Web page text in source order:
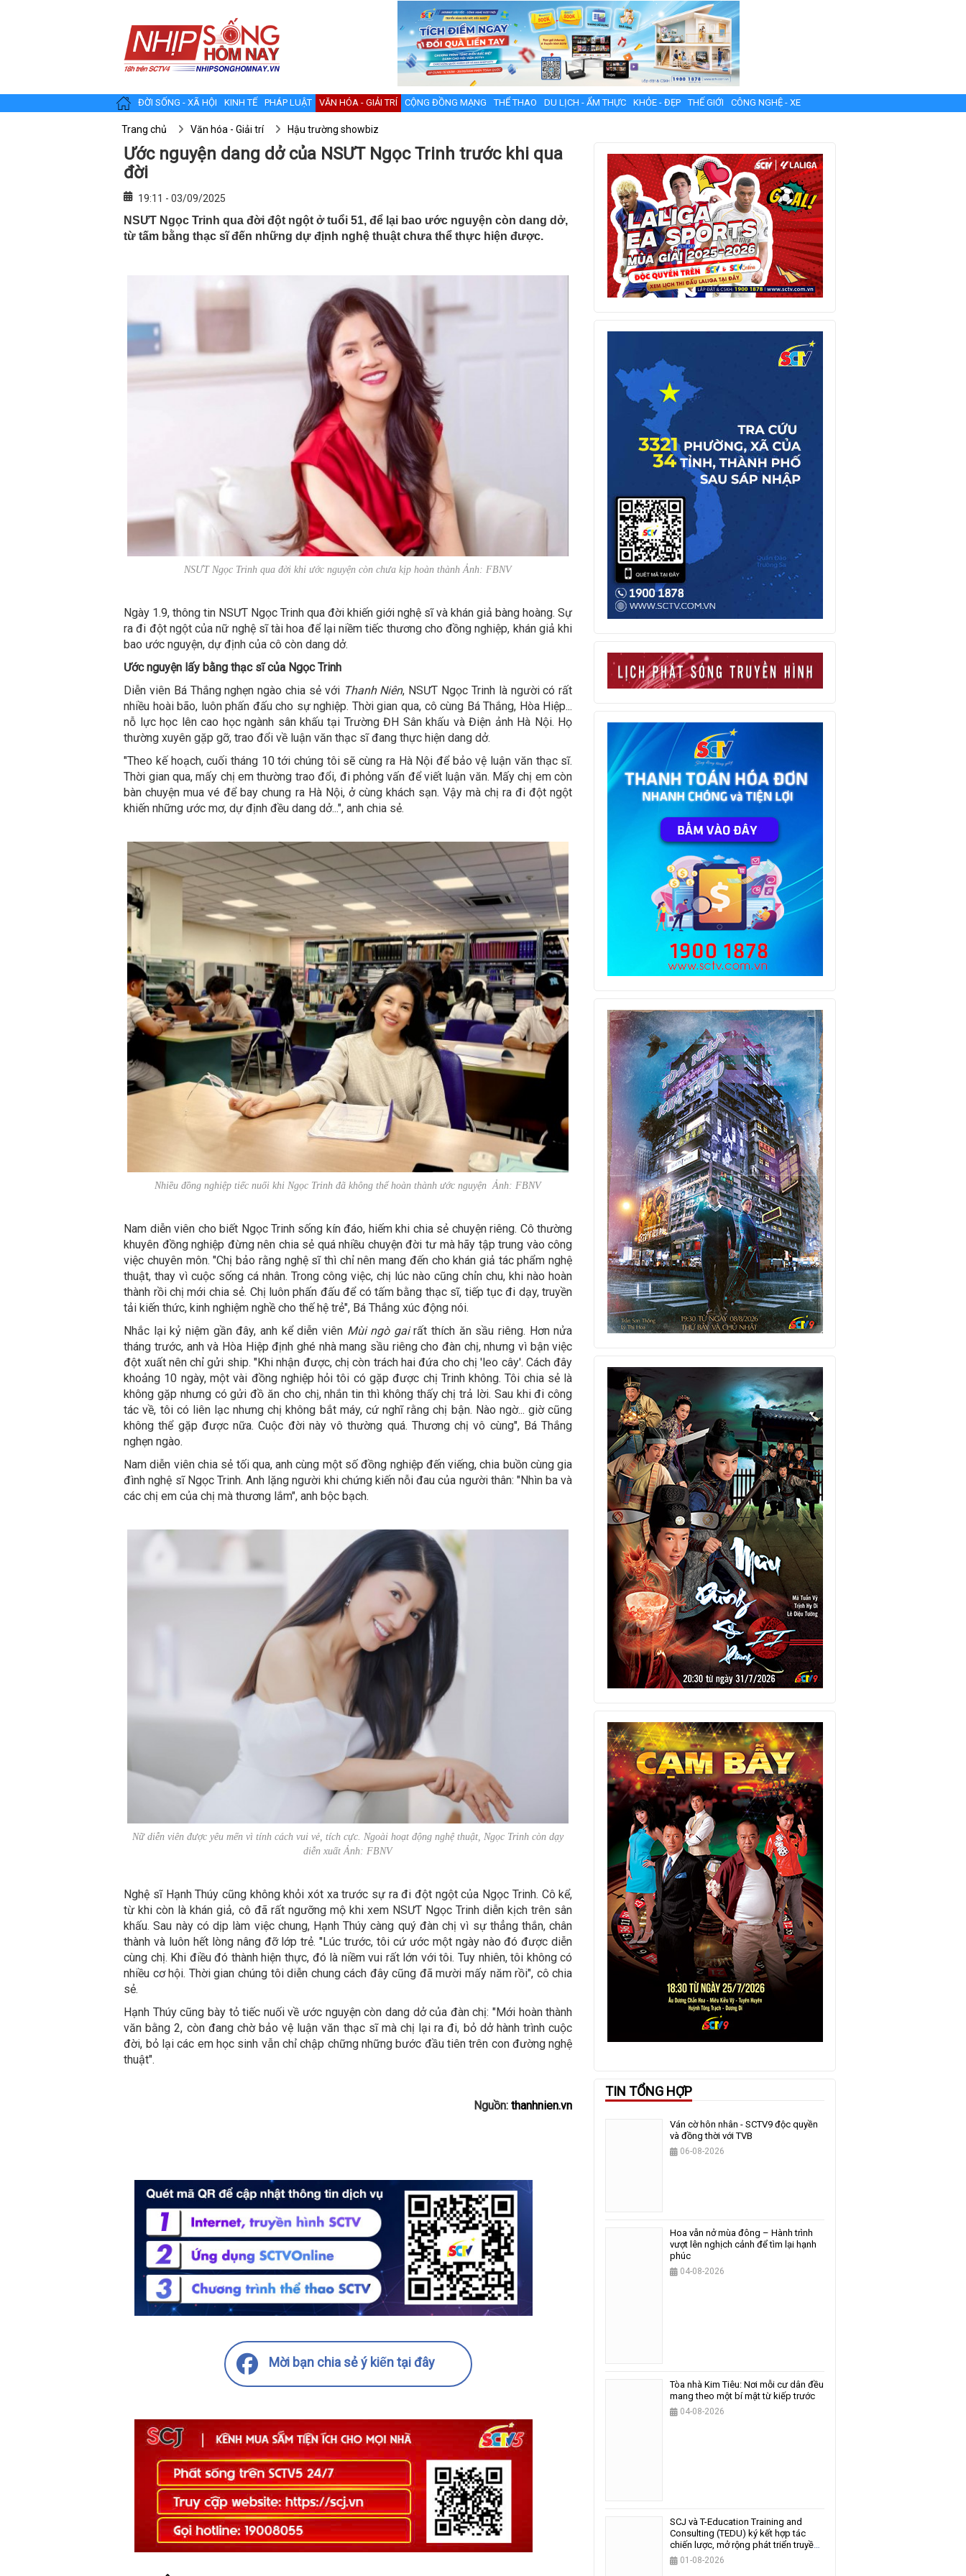
ĐỜI SỐNG - XÃ HỘI KINH TẾ PHÁP LUẬT VĂN HÓA - GIẢI TRÍ CỘNG ĐỒNG MẠNG THỂ THAO DU LỊCH - ẨM THỰC KHỎE - ĐẸP THẾ GIỚI CÔNG NGHỆ - XE
Trang chủ Văn hóa - Giải trí Hậu trường showbiz
Ước nguyện dang dở của NSƯT Ngọc Trinh trước khi qua
đời
19:11 - 03/09/2025
NSƯT Ngọc Trinh qua đời đột ngột ở tuổi 51, để lại bao ước nguyện còn dang dở,
từ tấm bằng thạc sĩ đến những dự định nghệ thuật chưa thể thực hiện được.
NSƯT Ngọc Trinh qua đời khi ước nguyện còn chưa kịp hoàn thành Ảnh: FBNV
Ngày 1.9, thông tin NSƯT Ngọc Trinh qua đời khiến giới nghệ sĩ và khán giả bàng hoàng. Sự
ra đi đột ngột của nữ nghệ sĩ tài hoa để lại niềm tiếc thương cho đồng nghiệp, khán giả khi
bao ước nguyện, dự định của cô còn dang dở.
Ước nguyện lấy bằng thạc sĩ của Ngọc Trinh
Diễn viên Bá Thắng nghẹn ngào chia sẻ với Thanh Niên, NSƯT Ngọc Trinh là người có rất
nhiều hoài bão, luôn phấn đấu cho sự nghiệp. Thời gian qua, cô cùng Bá Thắng, Hòa Hiệp...
nỗ lực học lên cao học ngành sân khấu tại Trường ĐH Sân khấu và Điện ảnh Hà Nội. Họ
thường xuyên gặp gỡ, trao đổi về luận văn thạc sĩ đang thực hiện dang dở.
"Theo kế hoạch, cuối tháng 10 tới chúng tôi sẽ cùng ra Hà Nội để bảo vệ luận văn thạc sĩ.
Thời gian qua, mấy chị em thường trao đổi, đi phỏng vấn để viết luận văn. Mấy chị em còn
bàn chuyện mua vé để bay chung ra Hà Nội, ở cùng khách sạn. Vậy mà chị ra đi đột ngột
khiến những ước mơ, dự định đều dang dở...", anh chia sẻ.
Nhiều đồng nghiệp tiếc nuối khi Ngọc Trinh đã không thể hoàn thành ước nguyện Ảnh: FBNV
Nam diễn viên cho biết Ngọc Trinh sống kín đáo, hiếm khi chia sẻ chuyện riêng. Cô thường
khuyên đồng nghiệp đừng nên chia sẻ quá nhiều chuyện đời tư mà hãy tập trung vào công
việc chuyên môn. "Chị bảo rằng nghệ sĩ thì chỉ nên mang đến cho khán giả tác phẩm nghệ
thuật, thay vì cuộc sống cá nhân. Trong công việc, chị lúc nào cũng chỉn chu, khi nào hoàn
thành rồi chị mới chia sẻ. Chị luôn phấn đấu để có tấm bằng thạc sĩ, tiếp tục đi dạy, truyền
tải kiến thức, kinh nghiệm nghề cho thế hệ trẻ", Bá Thắng xúc động nói.
Nhắc lại kỷ niệm gần đây, anh kể diễn viên Mùi ngò gairất thích ăn sầu riêng. Hơn nửa
tháng trước, anh và Hòa Hiệp định ghé nhà mang sầu riêng cho đàn chị, nhưng vì bận việc
đột xuất nên chỉ gửi ship. "Khi nhận được, chị còn trách hai đứa cho chị 'leo cây'. Cách đây
khoảng 10 ngày, một vài đồng nghiệp hỏi tôi có gặp được chị Trinh không. Tôi chia sẻ là
không gặp nhưng có gửi đồ ăn cho chị, nhắn tin thì không thấy chị trả lời. Sau khi đi công
tác về, tôi có liên lạc nhưng chị không bắt máy, cứ nghĩ rằng chị bận. Nào ngờ... giờ cũng
không thể gặp được nữa. Cuộc đời này vô thường quá. Thương chị vô cùng", Bá Thắng
nghẹn ngào.
Nam diễn viên chia sẻ tối qua, anh cùng một số đồng nghiệp đến viếng, chia buồn cùng gia
đình nghệ sĩ Ngọc Trinh. Anh lặng người khi chứng kiến nỗi đau của người thân: "Nhìn ba và
các chị em của chị mà thương lắm", anh bộc bạch.
Nữ diễn viên được yêu mến vì tính cách vui vẻ, tích cực. Ngoài hoạt động nghệ thuật, Ngọc Trinh còn dạy
diễn xuất Ảnh: FBNV
Nghệ sĩ Hạnh Thúy cũng không khỏi xót xa trước sự ra đi đột ngột của Ngọc Trinh. Cô kể,
từ khi còn là khán giả, cô đã rất ngưỡng mộ khi xem NSƯT Ngọc Trinh diễn kịch trên sân
khấu. Sau này có dịp làm việc chung, Hạnh Thúy càng quý đàn chị vì sự thẳng thắn, chân
thành và luôn hết lòng nâng đỡ lớp trẻ. "Lúc trước, tôi cứ ước một ngày nào đó được diễn
cùng chị. Khi điều đó thành hiện thực, đó là niềm vui rất lớn với tôi. Tuy nhiên, tôi không có
nhiều cơ hội. Thời gian chúng tôi diễn chung cách đây cũng đã mười mấy năm rồi", cô chia
sẻ.
Hạnh Thúy cũng bày tỏ tiếc nuối về ước nguyện còn dang dở của đàn chị: "Mới hoàn thành
văn bằng 2, còn đang chờ bảo vệ luận văn thạc sĩ mà chị lại ra đi, bỏ dở hành trình cuộc
đời, bỏ lại các em học sinh vẫn chỉ chập chững những bước đầu tiên trên con đường nghệ
thuật".
Nguồn:thanhnien.vn
Mời bạn chia sẻ ý kiến tại đây
TIN TỔNG HỢP
Ván cờ hôn nhân - SCTV9 độc quyền
và đồng thời với TVB
06-08-2026
Hoa vẫn nở mùa đông – Hành trình
vượt lên nghịch cảnh để tìm lại hạnh
phúc
04-08-2026
Tòa nhà Kim Tiêu: Nơi mỗi cư dân đều
mang theo một bí mật từ kiếp trước
04-08-2026
SCJ và T-Education Training and
Consulting (TEDU) ký kết hợp tác
chiến lược, mở rộng phát triển truyền
thông và giáo dục
01-08-2026